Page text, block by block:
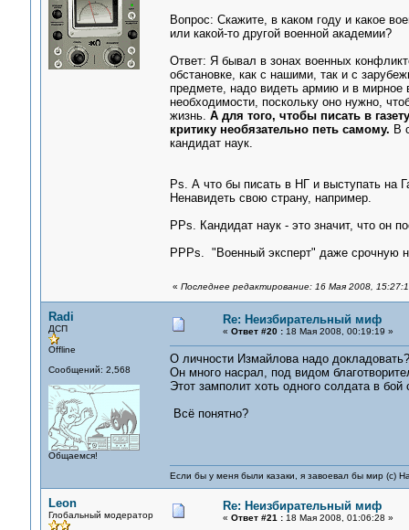
Вопрос: Скажите, в каком году и какое
или какой-то другой военной академии?
Ответ: Я бывал в зонах военных
обстановке, как с нашими, так и с
предмете, надо видеть армию и в мирное
необходимости, поскольку оно нужно,
жизнь. А для того, чтобы писать в
критику необязательно петь самому. В
кандидат наук.
Ps. А что бы писать в НГ и выступать на
Ненавидеть свою страну, например.
PPs. Кандидат наук - это значит, что он
PPPs. "Военный эксперт" даже срочную
« Последнее редактирование: 16 Мая 2008,
Radi
ДСП
Offline
Сообщений: 2,568
Общаемся!
Re: Неизбирательный миф
« Ответ #20 :18 Мая 2008, 00:19:19 »
О личности Измайлова надо докладовать?
Он много насрал, под видом
Этот замполит хоть одного солдата в бой
Всё понятно?
Если бы у меня были казаки, я завоевал бы мир (с)
Leon
Глобальный модератор
Re: Неизбирательный миф
« Ответ #21 :18 Мая 2008, 01:06:28 »